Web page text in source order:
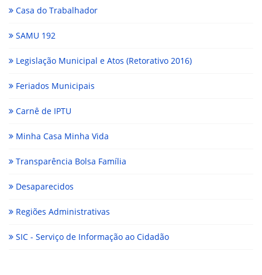
Casa do Trabalhador
SAMU 192
Legislação Municipal e Atos (Retorativo 2016)
Feriados Municipais
Carnê de IPTU
Minha Casa Minha Vida
Transparência Bolsa Família
Desaparecidos
Regiões Administrativas
SIC - Serviço de Informação ao Cidadão